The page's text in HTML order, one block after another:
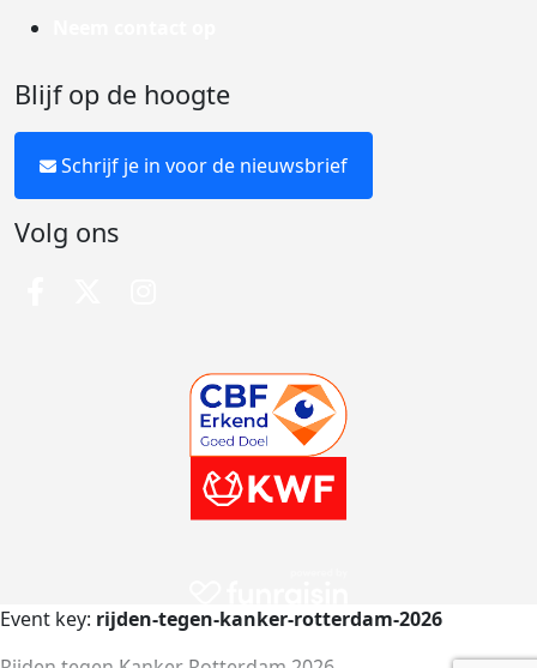
Blijf op de hoogte
Schrijf je in voor de nieuwsbrief
Volg ons
Event key: rijden-tegen-kanker-rotterdam-2026